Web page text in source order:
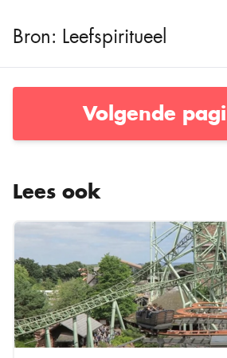
Bron: Leefspiritueel
Volgende
Lees ook